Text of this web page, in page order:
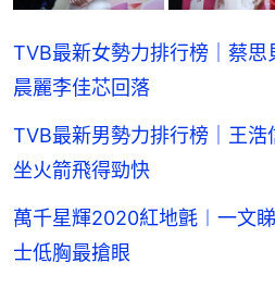
TVB最新女勢力排行榜｜蔡
晨麗李佳芯回落
TVB最新男勢力排行榜｜王
坐火箭飛得勁快
萬千星輝2020紅地氈︱一文
士低胸最搶眼